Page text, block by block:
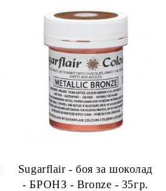
Sugarflair - боя за шоколад
- БРОНЗ - Bronze - 35гр.